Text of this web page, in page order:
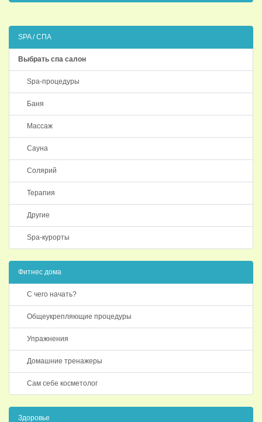
SPA / СПА
Выбрать спа салон
Spa-процедуры
Баня
Массаж
Сауна
Солярий
Терапия
Другие
Spa-курорты
Фитнес дома
С чего начать?
Общеукрепляющие процедуры
Упражнения
Домашние тренажеры
Сам себе косметолог
Здоровье